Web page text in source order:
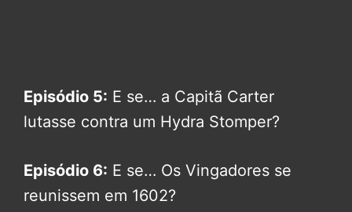
Episódio 5: E se… a Capitã Carter
lutasse contra um Hydra Stomper?
Episódio 6: E se… Os Vingadores se
reunissem em 1602?